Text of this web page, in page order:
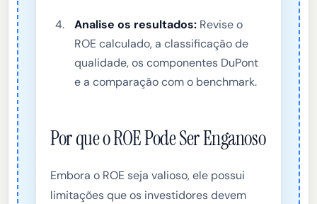
Analise os resultados: Revise o
ROE calculado, a classificação de
qualidade, os componentes DuPont
e a comparação com o benchmark.
Por que o ROE Pode Ser Enganoso
Embora o ROE seja valioso, ele possui
limitações que os investidores devem